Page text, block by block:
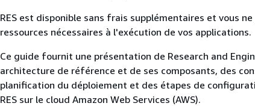
RES est disponible sans frais supplémentaires et vous ne
ressources nécessaires à l'exécution de vos applications.
Ce guide fournit une présentation de Research and
architecture de référence et de ses composants, des
planification du déploiement et des étapes de
RES sur le cloud Amazon Web Services (AWS).